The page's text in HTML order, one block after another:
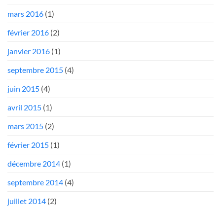
mars 2016 (1)
février 2016 (2)
janvier 2016 (1)
septembre 2015 (4)
juin 2015 (4)
avril 2015 (1)
mars 2015 (2)
février 2015 (1)
décembre 2014 (1)
septembre 2014 (4)
juillet 2014 (2)